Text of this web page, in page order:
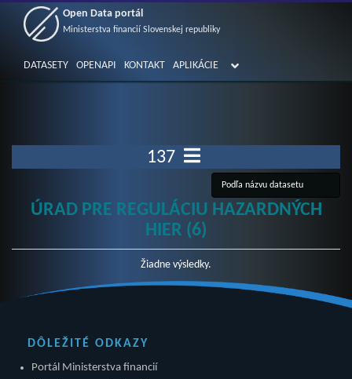
Open Data portál
Ministerstva financií Slovenskej republiky
DATASETY OPENAPI KONTAKT APLIKÁCIE
137
ÚRAD PRE REGULÁCIU HAZARDNÝCH
HIER (6)
Žiadne výsledky.
DÔLEŽITÉ ODKAZY
Portál Ministerstva financií